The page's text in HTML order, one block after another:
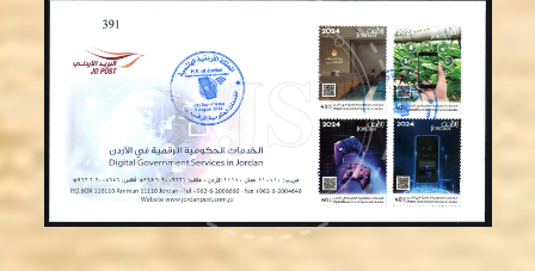
JS
MAHDI BSEISO
EST. 2007